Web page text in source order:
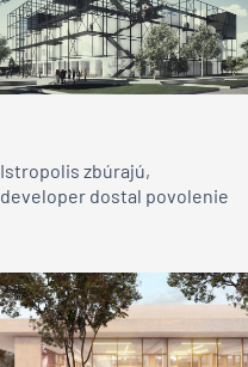
Istropolis zbúrajú,
developer dostal povolenie